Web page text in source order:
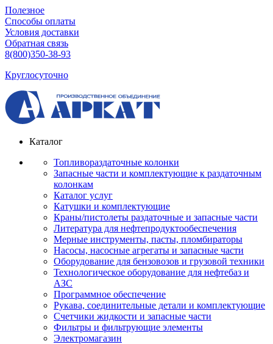
Полезное
Способы оплаты
Условия доставки
Обратная связь
8(800)350-38-93
Круглосуточно
Каталог
Топливораздаточные колонки
Запасные части и комплектующие к раздаточным
колонкам
Каталог услуг
Катушки и комплектующие
Краны/пистолеты раздаточные и запасные части
Литература для нефтепродуктообеспечения
Мерные инструменты, пасты, пломбираторы
Насосы, насосные агрегаты и запасные части
Оборудование для бензовозов и грузовой техники
Технологическое оборудование для нефтебаз и
АЗС
Программное обеспечение
Рукава, соединительные детали и комплектующие
Счетчики жидкости и запасные части
Фильтры и фильтрующие элементы
Электромагазин